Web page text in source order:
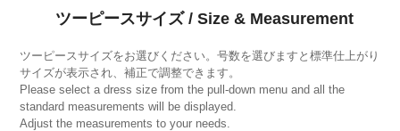
ツーピースサイズ / Size & Measurement
ツーピースサイズをお選びください。号数を選びますと標準仕上がり
サイズが表示され、補正で調整できます。
Please select a dress size from the pull-down menu and all the
standard measurements will be displayed.
Adjust the measurements to your needs.